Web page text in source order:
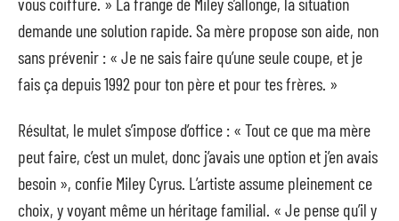
demande une solution rapide. Sa mère propose son aide, non
sans prévenir : « Je ne sais faire qu’une seule coupe, et je
fais ça depuis 1992 pour ton père et pour tes frères. »
Résultat, le mulet s’impose d’office : « Tout ce que ma mère
peut faire, c’est un mulet, donc j’avais une option et j’en avais
besoin », confie Miley Cyrus. L’artiste assume pleinement ce
choix, y voyant même un héritage familial. « Je pense qu’il y